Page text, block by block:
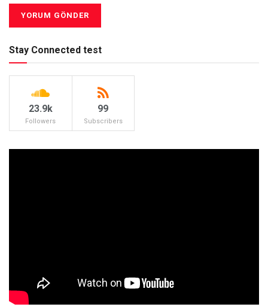
Stay Connected test
23.9k
Followers
99
Subscribers